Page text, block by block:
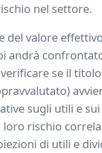
nel settore.
del valore
andrà
se il
sugli utili e
loro rischio
di utili e